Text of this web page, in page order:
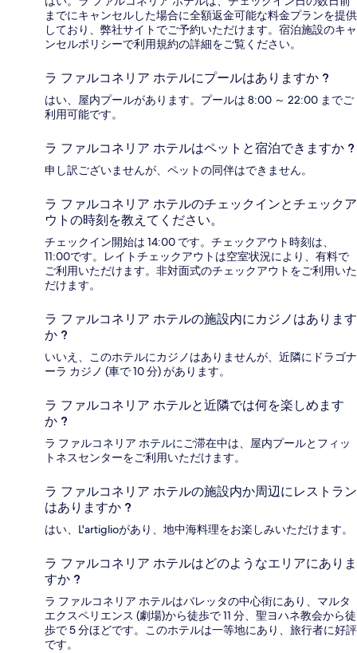
までにキャンセルした場合に全額返金可能な料金プランを提供
しており、弊社サイトでご予約いただけます。宿泊施設のキャ
ンセルポリシーで利用規約の詳細をご覧ください。
ラ ファルコネリア ホテルにプールはありますか ?
はい、屋内プールがあります。プールは 8:00 ～ 22:00 までご
利用可能です。
ラ ファルコネリア ホテルはペットと宿泊できますか ?
申し訳ございませんが、ペットの同伴はできません。
ラ ファルコネリア ホテルのチェックインとチェックア
ウトの時刻を教えてください。
チェックイン開始は 14:00 です。チェックアウト時刻は、
11:00です。レイトチェックアウトは空室状況により、有料で
ご利用いただけます。非対面式のチェックアウトをご利用いた
だけます。
ラ ファルコネリア ホテルの施設内にカジノはあります
か ?
いいえ、このホテルにカジノはありませんが、近隣にドラゴナ
ーラ カジノ (車で 10 分) があります。
ラ ファルコネリア ホテルと近隣では何を楽しめます
か ?
ラ ファルコネリア ホテルにご滞在中は、屋内プールとフィッ
トネスセンターをご利用いただけます。
ラ ファルコネリア ホテルの施設内か周辺にレストラン
はありますか ?
はい、L'artiglioがあり、地中海料理をお楽しみいただけます。
ラ ファルコネリア ホテルはどのようなエリアにありま
すか ?
ラ ファルコネリア ホテルはバレッタの中心街にあり、マルタ
エクスペリエンス (劇場)から徒歩で 11 分、聖ヨハネ教会から徒
歩で 5 分ほどです。このホテルは一等地にあり、旅行者に好評
です。